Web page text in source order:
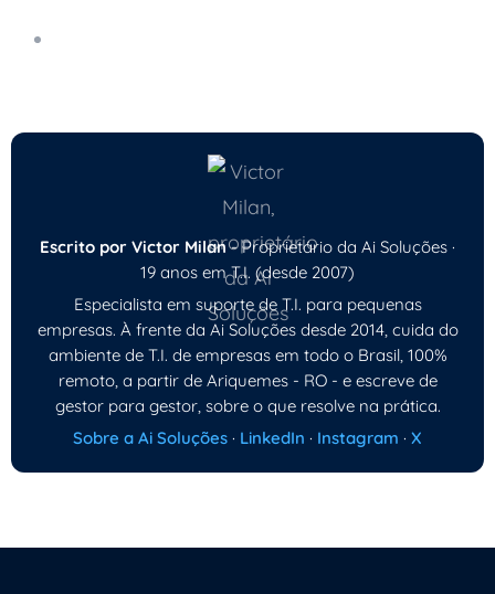
Escrito por Victor Milan- Proprietário da Ai Soluções ·
19 anos em T.I. (desde 2007)
Especialista em suporte de T.I. para pequenas
empresas. À frente da Ai Soluções desde 2014, cuida do
ambiente de T.I. de empresas em todo o Brasil, 100%
remoto, a partir de Ariquemes - RO - e escreve de
gestor para gestor, sobre o que resolve na prática.
Sobre a Ai Soluções · LinkedIn · Instagram · X